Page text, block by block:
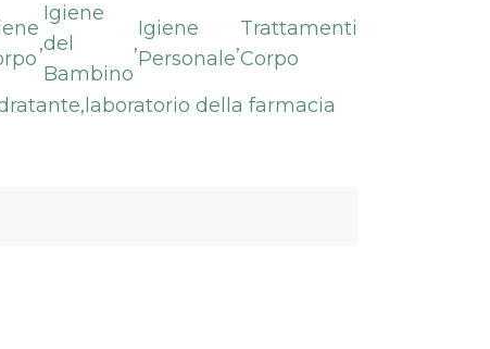
,
Igiene
del
Bambino
,
Igiene
Personale
,
Trattamenti
Corpo
, laboratorio della farmacia